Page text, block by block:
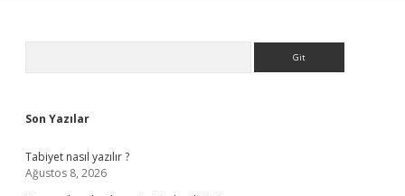
Son Yazılar
Tabiyet nasıl yazılır ?
Ağustos 8, 2026